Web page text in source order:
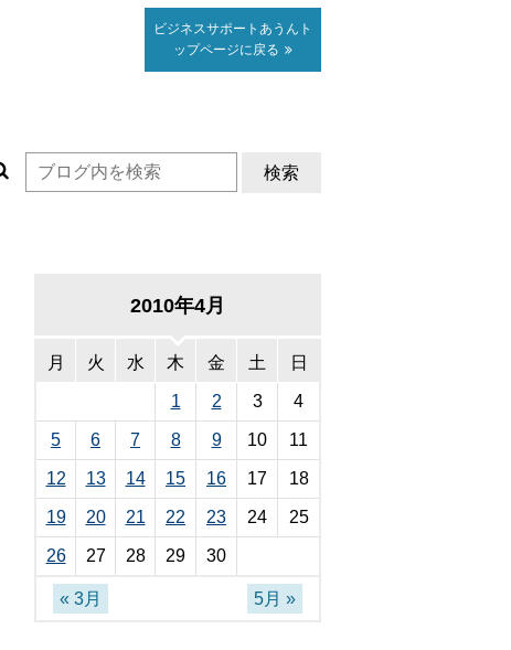
ビジネスサポート あうん ト
ップページに戻る
検索
2010年4月
月 火 水 木 金 土 日
1 2 3 4
5 6 7 8 9 10 11
12 13 14 15 16 17 18
19 20 21 22 23 24 25
26 27 28 29 30
« 3月 5月 »